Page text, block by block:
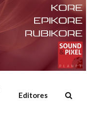
Editores